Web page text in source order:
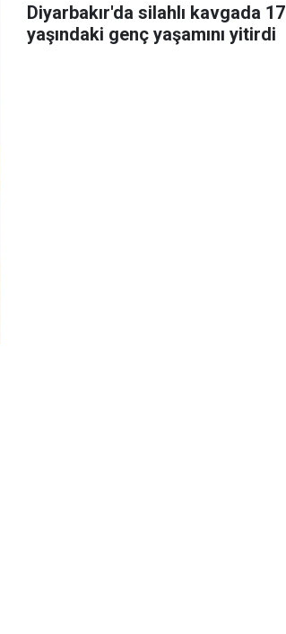
Diyarbakır'da silahlı kavgada 17
yaşındaki genç yaşamını yitirdi